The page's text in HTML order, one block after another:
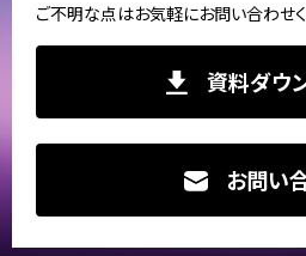
ご不明な点はお気軽にお問い合わせく
資料ダウ
お問い